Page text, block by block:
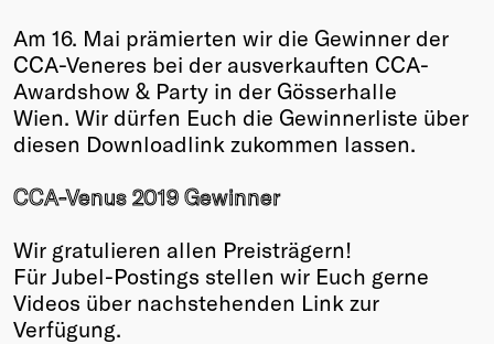
Events
Upcoming
Past
Membership
Members
Friends of Creativity
Winners
2026
Am 16. Mai prämierten wir die Gewinner der
CCA-Veneres bei der ausverkauften CCA-
Awardshow & Party in der Gösserhalle
Wien. Wir dürfen Euch die Gewinnerliste über
diesen Downloadlink zukommen lassen.
CCA-Venus 2019 Gewinner
Wir gratulieren allen Preisträgern!
Für Jubel-Postings stellen wir Euch gerne
Videos über nachstehenden Link zur
Verfügung.